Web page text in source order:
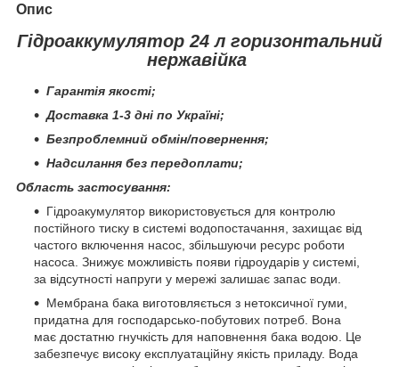
Опис
Гідроаккумулятор 24 л горизонтальний
нержавійка
Гарантія якості;
Доставка 1-3 дні по Україні;
Безпроблемний обмін/повернення;
Надсилання без передоплати;
Область застосування:
Гідроакумулятор використовується для контролю
постійного тиску в системі водопостачання, захищає від
частого включення насос, збільшуючи ресурс роботи
насоса. Знижує можливість появи гідроударів у системі,
за відсутності напруги у мережі залишає запас води.
Мембрана бака виготовляється з нетоксичної гуми,
придатна для господарсько-побутових потреб. Вона
має достатню гнучкість для наповнення бака водою. Це
забезпечує високу експлуатаційну якість приладу. Вода